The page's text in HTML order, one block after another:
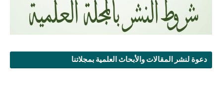
دعوة لنشر المقالات والأبحاث العلمية بمجلاتنا